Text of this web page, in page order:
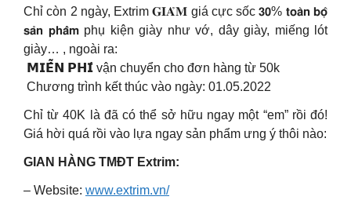
Chỉ còn 2 ngày, Extrim 𝐆𝐈𝐀̉𝐌 giá cực sốc 𝟯𝟬% 𝘁𝗼𝗮̀𝗻 𝗯𝗼̣̂
𝘀𝗮̉𝗻 𝗽𝗵𝗮̂̉𝗺 phụ kiện giày như vớ, dây giày, miếng lót
giày… , ngoài ra:
𝗠𝗜𝗘̂̃𝗡 𝗣𝗛𝗜́ vận chuyển cho đơn hàng từ 50k
Chương trình kết thúc vào ngày: 01.05.2022
Chỉ từ 40K là đã có thể sở hữu ngay một “em” rồi đó!
Giá hời quá rồi vào lựa ngay sản phẩm ưng ý thôi nào:
GIAN HÀNG TMĐT Extrim:
– Website: www.extrim.vn/